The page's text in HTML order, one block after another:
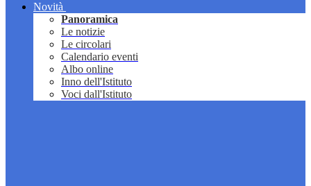
Novità
Panoramica
Le notizie
Le circolari
Calendario eventi
Albo online
Inno dell'Istituto
Voci dall'Istituto